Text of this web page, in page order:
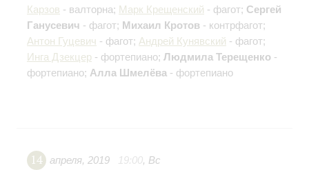
Карзов - валторна; Марк Крещенский - фагот; Сергей
Ганусевич - фагот; Михаил Кротов - контрфагот;
Антон Гуцевич - фагот; Андрей Кунявский - фагот;
Инга Дзекцер - фортепиано; Людмила Терещенко -
фортепиано; Алла Шмелёва - фортепиано
14 апреля, 2019 19:00, Вс